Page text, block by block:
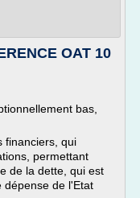
OAT 10
bas,
financiers, qui
permettant
de la dette, qui est
de l'Etat